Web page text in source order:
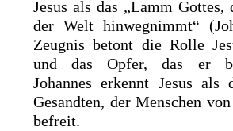
Jesus als das „Lamm Gottes,
der Welt hinwegnimmt“
Zeugnis betont die Rolle
und das Opfer, das er
Johannes erkennt Jesus als
Gesandten, der Menschen
befreit.